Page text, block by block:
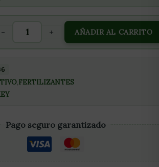
- + AÑADIR AL CARRITO
,FERTILIZANTES
Pago seguro garantizado